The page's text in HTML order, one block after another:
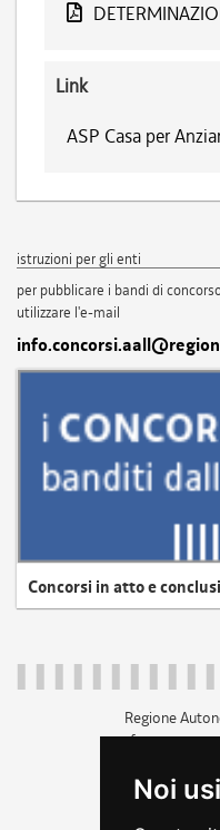
Noi
Link
ASP Casa per
istruzioni per gli enti
per pubblicare i bandi di
utilizzare l'e-mail
Concorsi in atto e
Regione
c.f.
+39